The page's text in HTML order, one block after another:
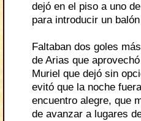
dejó en el piso a uno
para introducir un
Faltaban dos goles
de Arias que
Muriel que dejó sin
evitó que la noche
encuentro alegre, que
de avanzar a lugares